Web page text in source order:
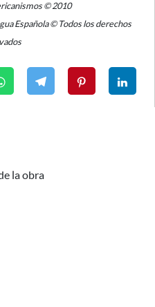
© 2010
Española © Todos los derechos
la obra